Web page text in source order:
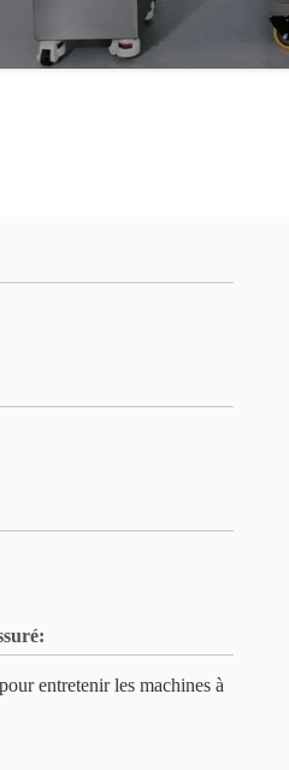
entretenir les machines à